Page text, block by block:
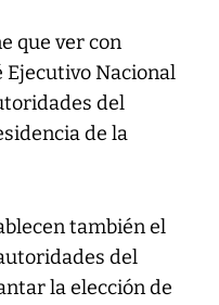
que ver con
Nacional
del
de la
también el
del
la elección de